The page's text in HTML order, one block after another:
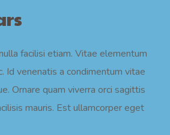
facilisi etiam. Vitae elementum
Id venenatis a condimentum vitae
Ornare quam viverra orci sagittis
mauris. Est ullamcorper eget